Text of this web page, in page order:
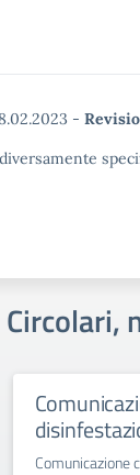
-
Circolari,
Comunicazione